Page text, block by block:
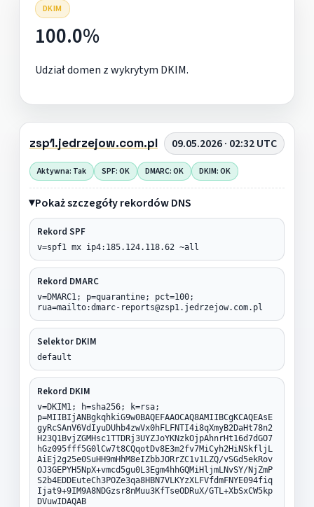
DKIM
100.0%
Udział domen z wykrytym DKIM.
zsp1.jedrzejow.com.pl 09.05.2026 · 02:32 UTC
Aktywna: Tak SPF: OK DMARC: OK DKIM: OK
Pokaż szczegóły rekordów DNS
Rekord SPF
v=spf1 mx ip4:185.124.118.62 ~all
Rekord DMARC
v=DMARC1; p=quarantine; pct=100;
rua=mailto:dmarc-reports@zsp1.jedrzejow.com.pl
Selektor DKIM
default
Rekord DKIM
v=DKIM1; h=sha256; k=rsa;
p=MIIBIjANBgkqhkiG9w0BAQEFAAOCAQ8AMIIBCgKCAQEAsE
gyRcSAnV6VdIyuDUhb4zwVx0hFLFNTI4i8qXmyB2DaHt78n2
H23Q1BvjZGMHsc1TTDRj3UYZJoYKNzkOjpAhnrHt16d7dGO7
hGz095fff5G0lCw7t8CQqotDv8E3m2fv7MiCyh2HiNSkfljL
AiEj2g25e0SuHH9mHhM8eIZbbJORrZC1v1LZQ/vSGd5ekRov
OJ3GEPYH5NpX+vmcd5gu0L3Egm4hhGQMiHljmLNvSY/NjZmP
S2b4EDDEuteCh3POZe3qa8HBN7VLKYzXLFVfdmFNYE094fiq
Ijat9+9IM9A8NDGzsr8nMuu3KfTseODRuX/GTL+XbSxCW5kp
DVuwIDAQAB